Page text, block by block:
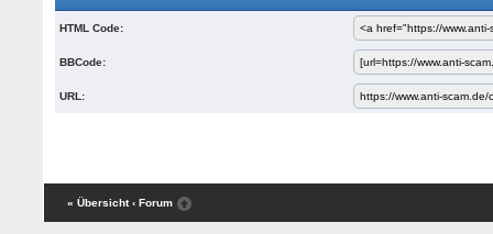
HTML Code:
BBCode:
URL:
« Übersicht ‹ Forum